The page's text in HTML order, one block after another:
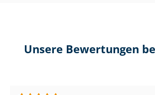
Unsere Bewertungen